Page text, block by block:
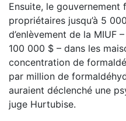
Ensuite, le
propriétaires jusqu’à 5
d’enlèvement de la MIUF
100 000 $ – dans les
concentration de
par million de
auraient déclenché une
juge Hurtubise.